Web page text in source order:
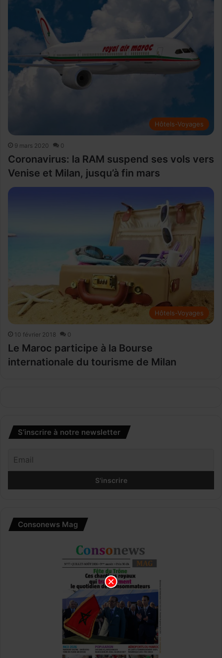
Hôtels-Voyages
9 mars 2020 0
Coronavirus: la RAM suspend ses vols vers
Venise et Milan, jusqu’à fin mars
Hôtels-Voyages
10 février 2018 0
Le Maroc participe à la Bourse
internationale du tourisme de Milan
S’inscrire à notre newsletter
Consonews Mag